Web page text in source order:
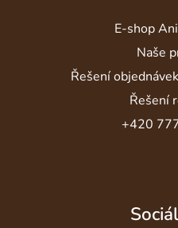
E-shop
Naše
Řešení
Řešení
+420